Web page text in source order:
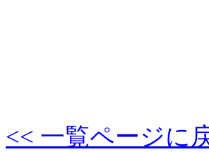
<< 一覧ページに